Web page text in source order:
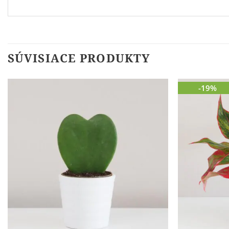
SÚVISIACE PRODUKTY
-19%